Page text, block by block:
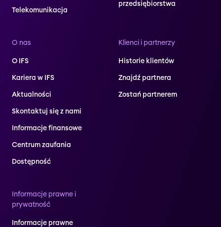
Telekomunikacja
przedsiębiorstwa
O nas
O IFS
Kariera w IFS
Aktualności
Skontaktuj się z nami
Informacje finansowe
Centrum zaufania
Dostępność
Klienci i partnerzy
Historie klientów
Znajdź partnera
Zostań partnerem
Informacje prawne i
prywatność
Informacje prawne